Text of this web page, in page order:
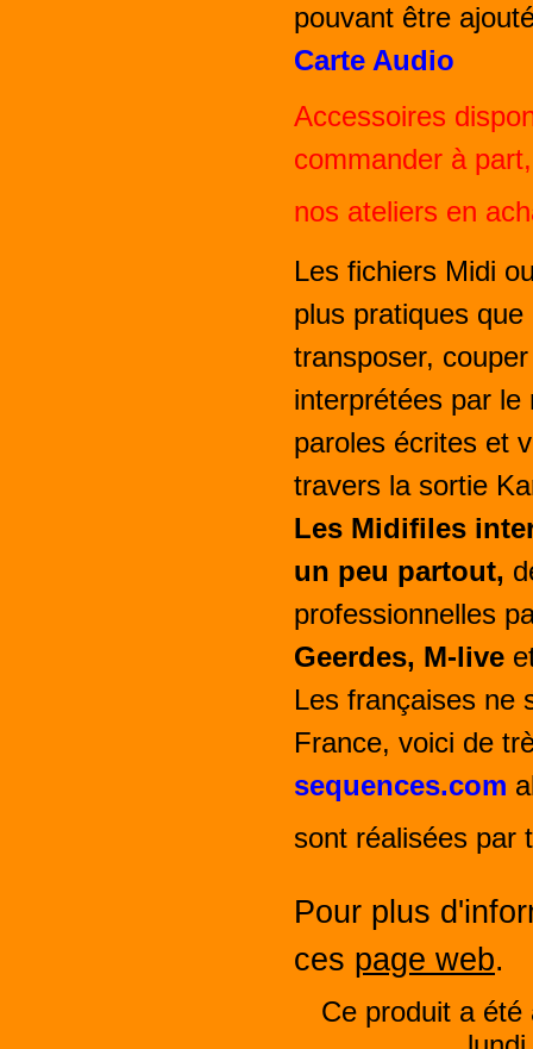
pouvant être
Carte Audio
Accessoires
commander à
nos ateliers en
Les fichiers Midi
plus pratiques
transposer,
interprétées par
paroles écrites et
travers la sortie
Les Midifiles
un peu partout,
professionnelles
Geerdes, M-live
Les françaises ne
France, voici de
sequences.com
sont réalisées par
Pour plus
ces page web.
Ce produit a été